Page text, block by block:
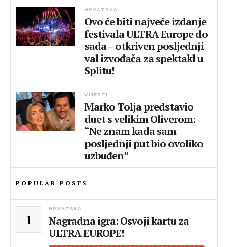
HRVATSKA
Ovo će biti najveće izdanje
festivala ULTRA Europe do
sada – otkriven posljednji
val izvođača za spektakl u
Splitu!
VIJESTI
Marko Tolja predstavio
duet s velikim Oliverom:
“Ne znam kada sam
posljednji put bio ovoliko
uzbuđen”
POPULAR POSTS
1
HRVATSKA
Nagradna igra: Osvoji kartu za
ULTRA EUROPE!